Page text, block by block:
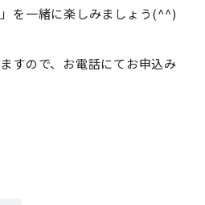
一緒に楽しみましょう(^^)
すので、お電話にてお申込み